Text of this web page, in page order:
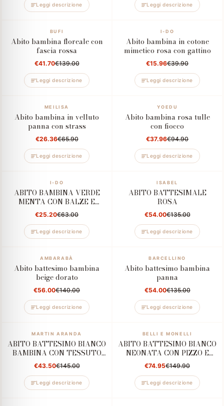
Leggi descrizione Leggi descrizione
BUFI
Abito bambina floreale con
fascia rossa
€41.70€139.00
Leggi descrizione
I-DO
Abito bambina in cotone
mimetico rosa con gattino
€15.96€39.90
Leggi descrizione
MEILISA
Abito bambina in velluto
panna con strass
€26.36€65.90
Leggi descrizione
YOEDU
Abito bambina rosa tulle
con fiocco
€37.96€94.90
Leggi descrizione
I-DO
ABITO BAMBINA VERDE
MENTA CON BALZE E
ROUCHES
€25.20€63.00
Leggi descrizione
ISABEL
ABITO BATTESIMALE
ROSA
€54.00€135.00
Leggi descrizione
AMBARABÀ
Abito battesimo bambina
beige dorato
€56.00€140.00
Leggi descrizione
BARCELLINO
Abito battesimo bambina
panna
€54.00€135.00
Leggi descrizione
MARTIN ARANDA
ABITO BATTESIMO BIANCO
BAMBINA CON TESSUTO
TRAMATO
€43.50€145.00
Leggi descrizione
BELLI E MONELLI
ABITO BATTESIMO BIANCO
NEONATA CON PIZZO E
FIOCCO CIPRIA
€74.95€149.90
Leggi descrizione